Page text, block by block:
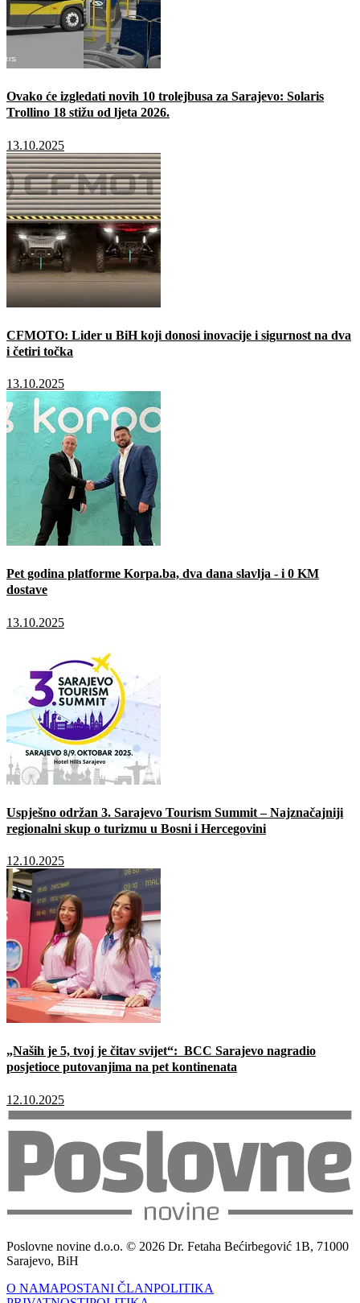
Ovako će izgledati novih 10 trolejbusa za Sarajevo: Solaris
Trollino 18 stižu od ljeta 2026.
13.10.2025
CFMOTO: Lider u BiH koji donosi inovacije i sigurnost na dva
i četiri točka
13.10.2025
Pet godina platforme Korpa.ba, dva dana slavlja - i 0 KM
dostave
13.10.2025
Uspješno održan 3. Sarajevo Tourism Summit – Najznačajniji
regionalni skup o turizmu u Bosni i Hercegovini
12.10.2025
„Naših je 5, tvoj je čitav svijet“: BCC Sarajevo nagradio
posjetioce putovanjima na pet kontinenata
12.10.2025
Poslovne novine d.o.o. © 2026 Dr. Fetaha Bećirbegović 1B, 71000
Sarajevo, BiH
O NAMAPOSTANI ČLANPOLITIKA